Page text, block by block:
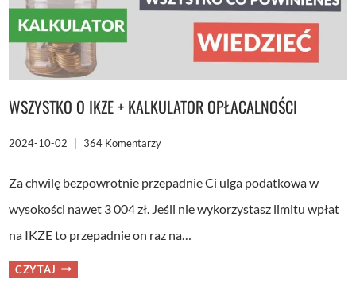
POZNAJ
ZWYCIĘZCĘ
RANKINGU
WSZYSTKO O IKZE + KALKULATOR OPŁACALNOŚCI
2024-10-02 364 Komentarzy
Za chwilę bezpowrotnie przepadnie Ci ulga podatkowa w
wysokości nawet 3 004 zł. Jeśli nie wykorzystasz limitu wpłat
na IKZE to przepadnie on raz na…
CZYTAJ WSZYSTKO
O